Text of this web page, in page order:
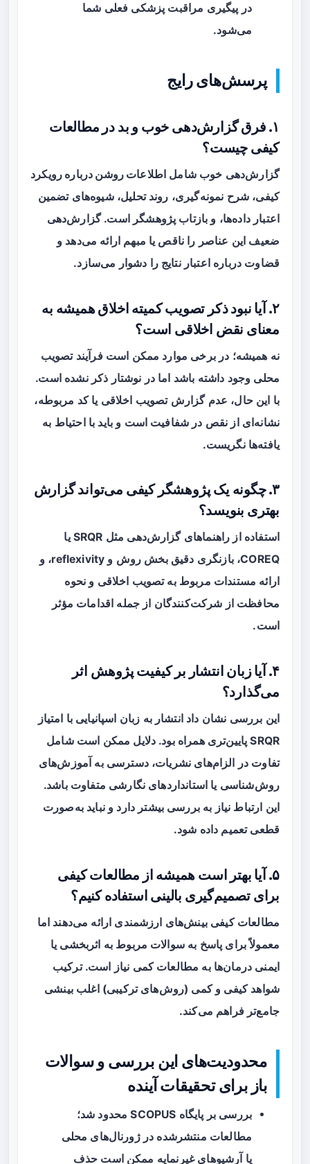
در پیگیری مراقبت پزشکی فعلی شما
می‌شود.
پرسش‌های رایج
۱. فرق گزارش‌دهی خوب و بد در مطالعات
کیفی چیست؟
گزارش‌دهی خوب شامل اطلاعات روشن درباره رویکرد
کیفی، شرح نمونه‌گیری، روند تحلیل، شیوه‌های تضمین
اعتبار داده‌ها، و بازتاب پژوهشگر است. گزارش‌دهی
ضعیف این عناصر را ناقص یا مبهم ارائه می‌دهد و
قضاوت درباره اعتبار نتایج را دشوار می‌سازد.
۲. آیا نبود ذکر تصویب کمیته اخلاق همیشه به
معنای نقض اخلاقی است؟
نه همیشه؛ در برخی موارد ممکن است فرآیند تصویب
محلی وجود داشته باشد اما در نوشتار ذکر نشده است.
با این حال، عدم گزارش تصویب اخلاقی یا کد مربوطه،
نشانه‌ای از نقص در شفافیت است و باید با احتیاط به
یافته‌ها نگریست.
۳. چگونه یک پژوهشگر کیفی می‌تواند گزارش
بهتری بنویسد؟
استفاده از راهنماهای گزارش‌دهی مثل SRQR یا
COREQ، بازنگری دقیق بخش روش و reflexivity، و
ارائه مستندات مربوط به تصویب اخلاقی و نحوه
محافظت از شرکت‌کنندگان از جمله اقدامات مؤثر
است.
۴. آیا زبان انتشار بر کیفیت پژوهش اثر
می‌گذارد؟
این بررسی نشان داد انتشار به زبان اسپانیایی با امتیاز
SRQR پایین‌تری همراه بود. دلایل ممکن است شامل
تفاوت در الزام‌های نشریات، دسترسی به آموزش‌های
روش‌شناسی یا استانداردهای نگارشی متفاوت باشد.
این ارتباط نیاز به بررسی بیشتر دارد و نباید به‌صورت
قطعی تعمیم داده شود.
۵. آیا بهتر است همیشه از مطالعات کیفی
برای تصمیم‌گیری بالینی استفاده کنیم؟
مطالعات کیفی بینش‌های ارزشمندی ارائه می‌دهند اما
معمولاً برای پاسخ به سوالات مربوط به اثربخشی یا
ایمنی درمان‌ها به مطالعات کمی نیاز است. ترکیب
شواهد کیفی و کمی (روش‌های ترکیبی) اغلب بینشی
جامع‌تر فراهم می‌کند.
محدودیت‌های این بررسی و سوالات
باز برای تحقیقات آینده
بررسی بر پایگاه SCOPUS محدود شد؛
مطالعات منتشرشده در ژورنال‌های محلی
یا آرشیوهای غیرنمایه ممکن است حذف